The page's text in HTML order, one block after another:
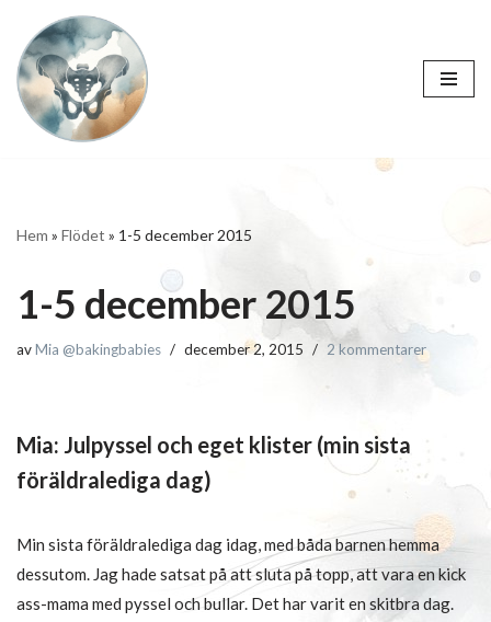
Hoppa
till
innehåll
Hem » Flödet » 1-5 december 2015
1-5 december 2015
avMia @bakingbabies december 2, 2015 2 kommentarer
Mia: Julpyssel och eget klister (min sista
föräldralediga dag)
Min sista föräldralediga dag idag, med båda barnen hemma
dessutom. Jag hade satsat på att sluta på topp, att vara en kick
ass-mama med pyssel och bullar. Det har varit en skitbra dag.